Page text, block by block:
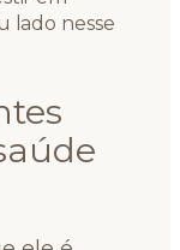
lado nesse